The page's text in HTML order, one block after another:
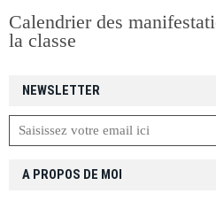
NEWSLETTER
Calendrier des
la classe
A PROPOS DE MOI